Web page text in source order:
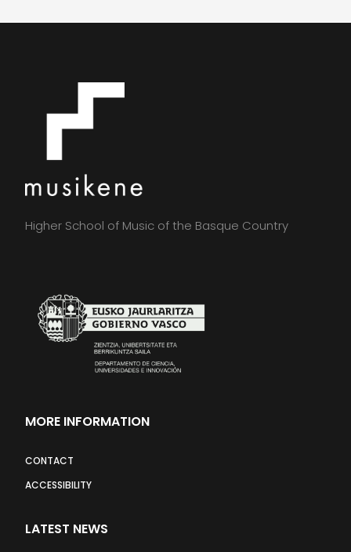
Higher School of Music of the Basque Country
MORE INFORMATION
CONTACT
ACCESSIBILITY
LATEST NEWS